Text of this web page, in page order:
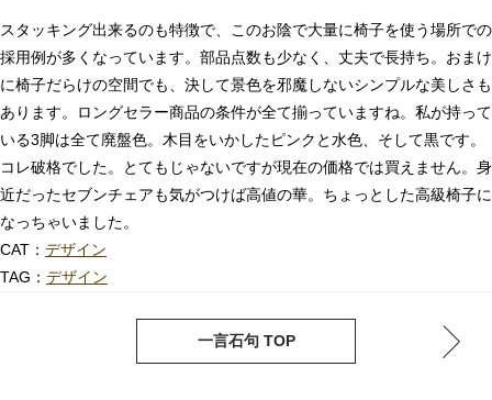
スタッキング出来るのも特徴で、このお陰で大量に椅子を使う場所での
採用例が多くなっています。部品点数も少なく、丈夫で長持ち。おまけ
に椅子だらけの空間でも、決して景色を邪魔しないシンプルな美しさも
あります。ロングセラー商品の条件が全て揃っていますね。私が持って
いる3脚は全て廃盤色。木目をいかしたピンクと水色、そして黒です。
コレ破格でした。とてもじゃないですが現在の価格では買えません。身
近だったセブンチェアも気がつけば高値の華。ちょっとした高級椅子に
なっちゃいました。
CAT： デザイン
TAG： デザイン
一言石句 TOP